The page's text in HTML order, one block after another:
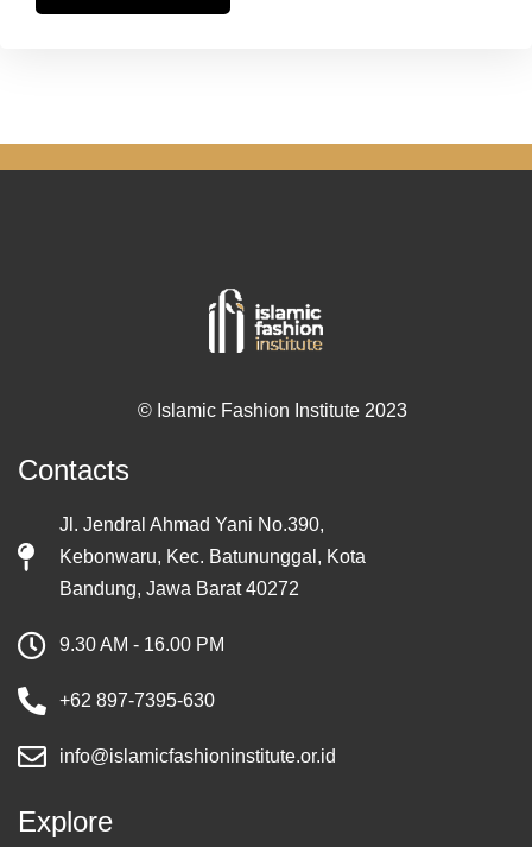
© Islamic Fashion Institute 2023
Contacts
Jl. Jendral Ahmad Yani No.390,
Kebonwaru, Kec. Batununggal, Kota
Bandung, Jawa Barat 40272
9.30 AM - 16.00 PM
+62 897-7395-630
info@islamicfashioninstitute.or.id
Explore